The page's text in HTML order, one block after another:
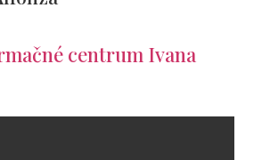
centrum Ivana